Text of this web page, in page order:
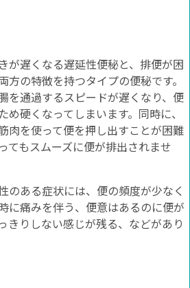
が遅くなる遅延性便秘と、排便が困
方の特徴を持つタイプの便秘です。
を通過するスピードが遅くなり、便
硬くなってしまいます。同時に、
肉を使って便を押し出すことが困難
てもスムーズに便が排出されませ
のある症状には、便の頻度が少なく
に痛みを伴う、便意はあるのに便が
きりしない感じが残る、などがあり